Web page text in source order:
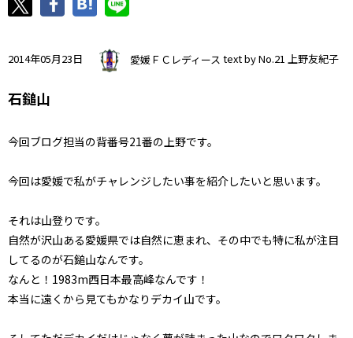
2014年05月23日 愛媛ＦＣレディース text by No.21 上野友紀子
石鎚山
今回ブログ担当の背番号21番の上野です。
今回は愛媛で私がチャレンジしたい事を紹介したいと思います。
それは山登りです。
自然が沢山ある愛媛県では自然に恵まれ、その中でも特に私が注目
してるのが石鎚山なんです。
なんと！1983m西日本最高峰なんです！
本当に遠くから見てもかなりデカイ山です。